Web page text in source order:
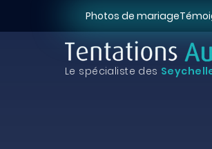
Photos de mariage
Le spécialiste des